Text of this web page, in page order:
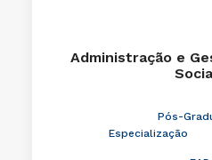
Administração e
Pós-
Especialização